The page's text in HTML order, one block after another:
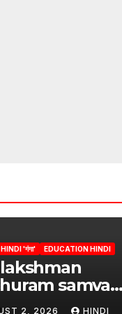
'गंगा' EDUCATION HINDI
samvad
9/2, 2026 HINDI